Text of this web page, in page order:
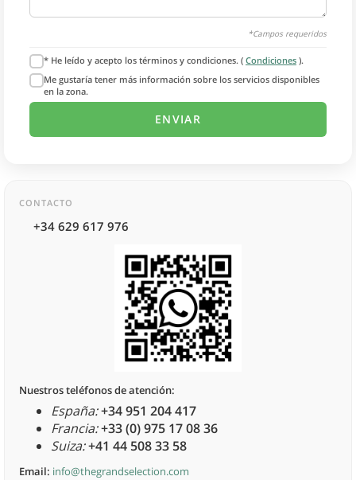
*Campos requeridos
* He leído y acepto los términos y condiciones. ( Condiciones ).
Me gustaría tener más información sobre los servicios disponibles
en la zona.
CONTACTO
+34 629 617 976
Nuestros teléfonos de atención:
España:+34 951 204 417
Francia:+33 (0) 975 17 08 36
Suiza:+41 44 508 33 58
Email: info@thegrandselection.com